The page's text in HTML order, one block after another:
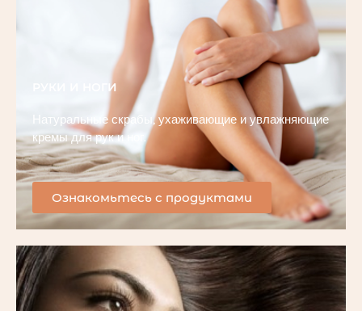
РУКИ И НОГИ
Натуральные скрабы, ухаживающие и увлажняющие
кремы для рук и ног.
Ознакомьтесь с продуктами